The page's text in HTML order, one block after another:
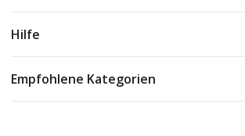
Hilfe
Empfohlene Kategorien